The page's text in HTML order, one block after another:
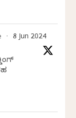
· 8 Jun 2024